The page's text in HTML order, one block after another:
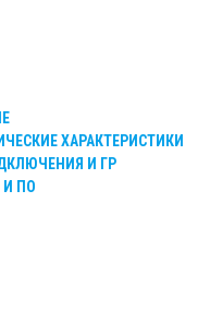
ХАРАКТЕРИСТИКИ
И ГР
ПО